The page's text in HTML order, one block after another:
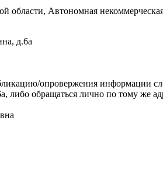
области, Автономная
д.6а
опровержения информации
либо обращаться лично по тому же